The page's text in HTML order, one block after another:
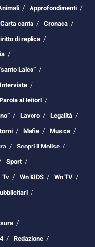
Approfondimenti
Carta canta
Cronaca
di replica
Laico”
Interviste
ai lettori
Lavoro
Legalità
Mafie
Musica
Scopri il Molise
Sport
Tv Wn KIDS
Wn TV
Redazione